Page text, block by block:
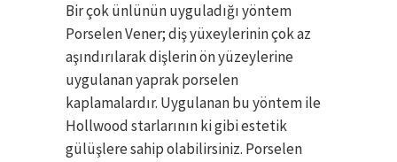
Bir çok ünlünün uyguladığı yöntem
Porselen Vener; diş yüxeylerinin çok az
aşındırılarak dişlerin ön yüzeylerine
uygulanan yaprak porselen
kaplamalardır. Uygulanan bu yöntem ile
Hollwood starlarının ki gibi estetik
gülüşlere sahip olabilirsiniz. Porselen